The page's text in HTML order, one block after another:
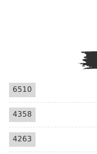
6510
4358
4263